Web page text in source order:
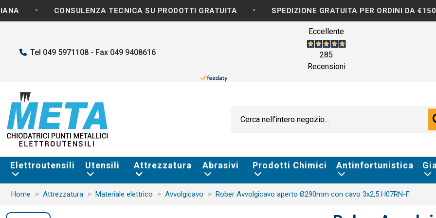
• CONSULENZA TECNICA SU PRODOTTI GRATUITA • SPEDIZIONE GRATUITA PER ORDINI DA €150 •
Tel 049 5971108 - Fax 049 9408616
Eccellente
285
Recensioni
Elettroutensili Utensili Attrezzatura Abrasivi Prodotti Chimici Antinfortunistica
Home Attrezzatura Materiale elettrico Avvolgicavo Rober Avvolgicavo aperto Ø290mm con cavo 3x2,5 H07RN-F